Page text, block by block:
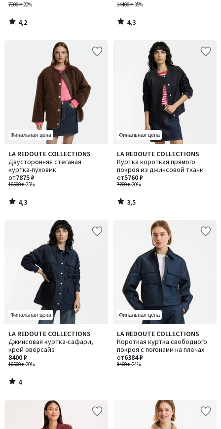
7200 ₽-20%
4,2
/
14400 ₽-35%
4,3
/
Финальная цена
LA REDOUTE COLLECTIONS
Двусторонняя стеганая
куртка-пуховик
10500 ₽-25%
от7875 ₽
4,3
/ 5
4,3
/
Финальная цена
LA REDOUTE COLLECTIONS
Куртка короткая прямого
покроя из джинсовой ткани
7200 ₽-20%
от5760 ₽
3,5
/ 5
3,5
/
Финальная цена
LA REDOUTE COLLECTIONS
Джинсовая куртка-сафари,
крой оверсайз
10500 ₽-20%
8400 ₽
4
/
5
4
/
Финальная цена
LA REDOUTE COLLECTIONS
Короткая куртка свободного
покроя с погонами на плечах
8400 ₽-24%
от6384 ₽